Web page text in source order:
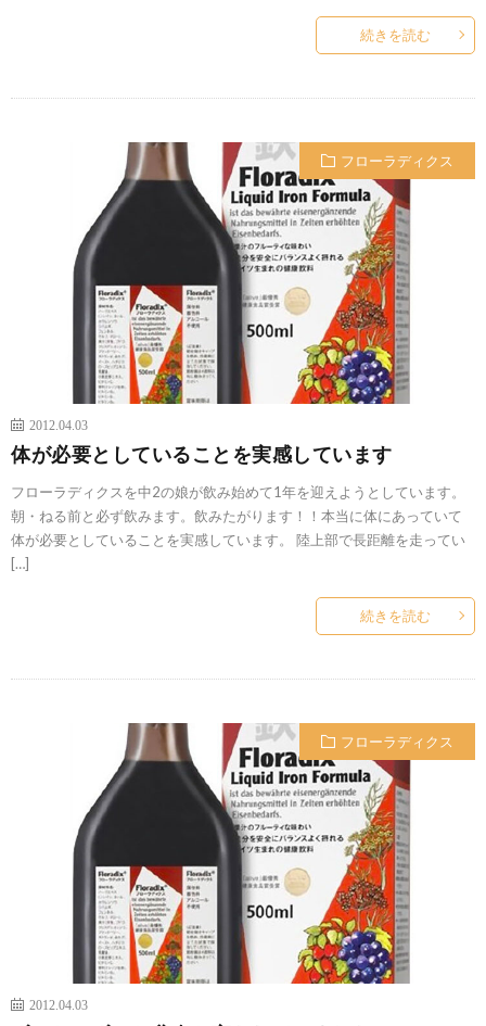
続きを読む
フローラディクス
2012.04.03
体が必要としていることを実感しています
フローラディクスを中2の娘が飲み始めて1年を迎えようとしています。
朝・ねる前と必ず飲みます。飲みたがります！！本当に体にあっていて
体が必要としていることを実感しています。 陸上部で長距離を走ってい
[…]
続きを読む
フローラディクス
2012.04.03